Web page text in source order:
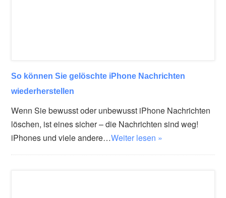
So können Sie gelöschte iPhone Nachrichten
wiederherstellen
Wenn Sie bewusst oder unbewusst iPhone Nachrichten
löschen, ist eines sicher – die Nachrichten sind weg!
iPhones und viele andere…Weiter lesen »